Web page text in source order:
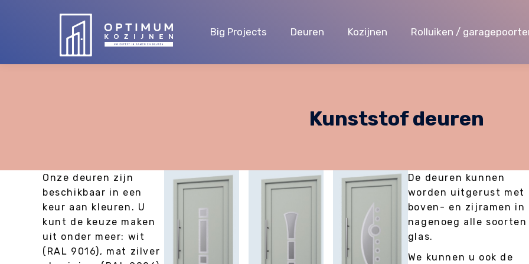
Big Projects Deuren Kozijnen Rolluiken /
Kunststof deuren
Onze deuren zijn
beschikbaar in een
keur aan kleuren. U
kunt de keuze maken
uit onder meer: wit
(RAL 9016), mat zilver
De deuren kunnen
worden uitgerust met
boven- en zijramen in
nagenoeg alle soorten
glas.
We kunnen u ook de
Big Projects Deuren Kozijnen Rolluiken /